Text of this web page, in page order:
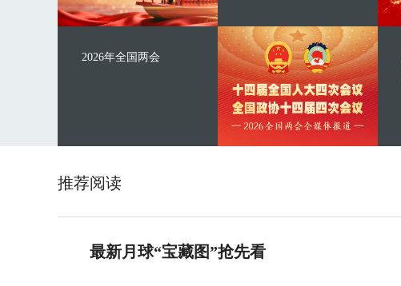
2026年全国两会
推荐阅读
最新月球“宝藏图”抢先看